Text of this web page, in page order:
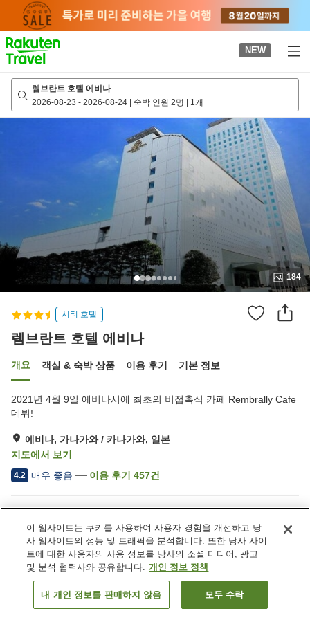
page
NEW
렘브란트 호텔 에비나
2026-08-23 - 2026-08-24 | 숙박 인원 2명 | 1개
184
시티 호텔
렘브란트 호텔 에비나
개요 객실 & 숙박 상품 이용 후기 기본 정보
2021년 4월 9일 에비나시에 최초의 비접촉식 카페 Rembrally Cafe
데뷔!
에비나, 가나가와 / 카나가와, 일본
지도에서 보기
4.2 매우 좋음 이용 후기 457건
주차장
스파 / 미용실
피트니스 클럽 / 헬스장
레스토랑
객실 보기
이 웹사이트는 쿠키를 사용하여 사용자 경험을 개선하고 당
사 웹사이트의 성능 및 트래픽을 분석합니다. 또한 당사 사이
트에 대한 사용자의 사용 정보를 당사의 소셜 미디어, 광고
및 분석 협력사와 공유합니다. 개인 정보 정책
내 개인 정보를 판매하지 않음 모두 수락